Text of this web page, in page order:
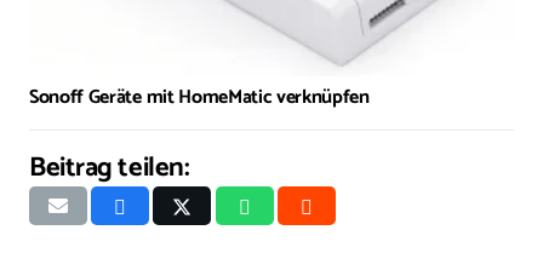
Sonoff Geräte mit HomeMatic verknüpfen
Beitrag teilen: